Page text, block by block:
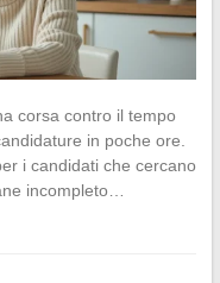
corsa contro il tempo
in poche ore.
i candidati che cercano
incompleto…